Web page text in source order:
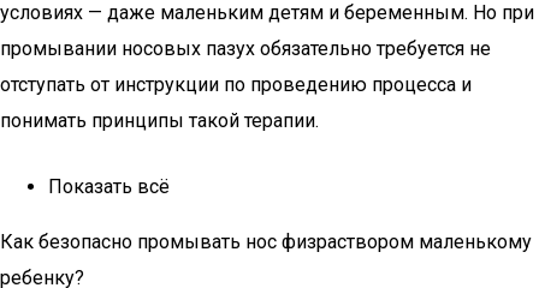
условиях — даже маленьким детям и беременным. Но при
промывании носовых пазух обязательно требуется не
отступать от инструкции по проведению процесса и
понимать принципы такой терапии.
Показать всё
Как безопасно промывать нос физраствором маленькому
ребенку?